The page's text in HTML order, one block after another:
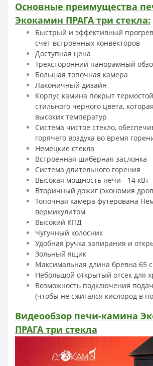
Основные преимущества
Экокамин ПРАГА три стекла:
Быстрый и эффективный
счет встроенных конвекторов
Доступная цена
Трехсторонний панорамный
Большая топочная камера
Лаконичный дизайн
Корпус камина покрыт
стильного черного цвета,
высоких температур
Система чистое стекло,
горячего воздуха во время
Немецкие стекла
Встроенная шиберная заслонка
Система длительного горения
Высокая мощность печи - 14 кВт
Вторичный дожиг (экономия
Топочная камера футерована
вермикулитом
Высокий КПД
Чугунный колосник
Удобная ручка запирания и
Зольный ящик
Максимальная длина бревна 65
Небольшой открытый отсек для
Возможность подключения
(чтобы не сжигался кислород в
Видеообзор печи-камина
ПРАГА три стекла